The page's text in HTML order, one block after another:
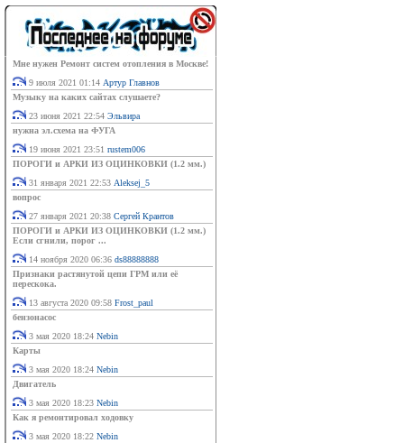
Мне нужен Ремонт систем отопления в Москве!
9 июля 2021 01:14 Артур Главнов
Музыку на каких сайтах слушаете?
23 июня 2021 22:54 Эльвира
нужна эл.схема на ФУГА
19 июня 2021 23:51 rustem006
ПОРОГИ и АРКИ ИЗ ОЦИНКОВКИ (1.2 мм.)
31 января 2021 22:53 Aleksej_5
вопрос
27 января 2021 20:38 Сергей Крантов
ПОРОГИ и АРКИ ИЗ ОЦИНКОВКИ (1.2 мм.)
Если сгнили, порог ...
14 ноября 2020 06:36 ds88888888
Признаки растянутой цепи ГРМ или её
перескока.
13 августа 2020 09:58 Frost_paul
бензонасос
3 мая 2020 18:24 Nebin
Карты
3 мая 2020 18:24 Nebin
Двигатель
3 мая 2020 18:23 Nebin
Как я ремонтировал ходовку
3 мая 2020 18:22 Nebin